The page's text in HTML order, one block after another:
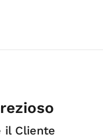
il Cliente